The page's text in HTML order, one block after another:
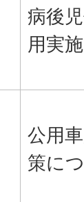
病後
用実
公用
策に